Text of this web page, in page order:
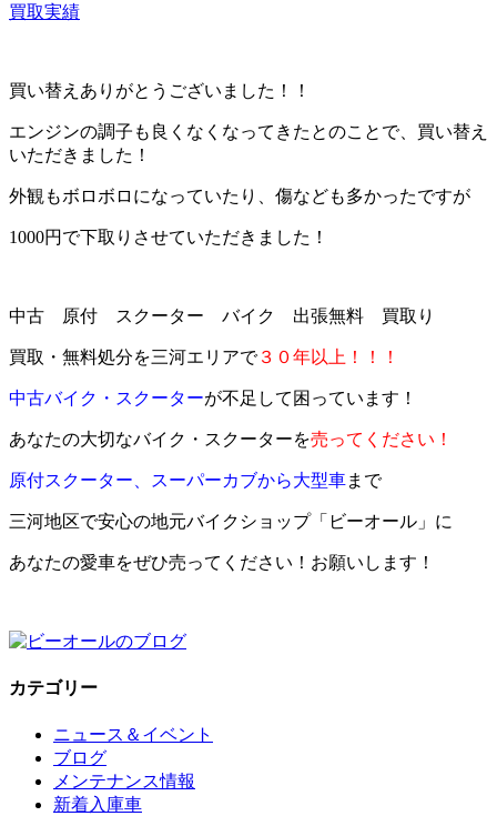
買取実績
買い替えありがとうございました！！
エンジンの調子も良くなくなってきたとのことで、買い替え
いただきました！
外観もボロボロになっていたり、傷なども多かったですが
1000円で下取りさせていただきました！
中古 原付 スクーター バイク 出張無料 買取り
買取・無料処分を三河エリアで３０年以上！！！
中古バイク・スクーターが不足して困っています！
あなたの大切なバイク・スクーターを売ってください！
原付スクーター、スーパーカブから大型車まで
三河地区で安心の地元バイクショップ「ビーオール」に
あなたの愛車をぜひ売ってください！お願いします！
カテゴリー
ニュース＆イベント
ブログ
メンテナンス情報
新着入庫車